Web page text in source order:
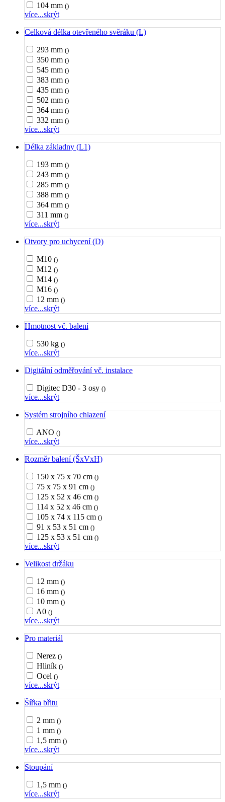
104 mm ()
více...skrýt
Celková délka otevřeného svěráku (L)
293 mm ()
350 mm ()
545 mm ()
383 mm ()
435 mm ()
502 mm ()
364 mm ()
332 mm ()
více...skrýt
Délka základny (L1)
193 mm ()
243 mm ()
285 mm ()
388 mm ()
364 mm ()
311 mm ()
více...skrýt
Otvory pro uchycení (D)
M10 ()
M12 ()
M14 ()
M16 ()
12 mm ()
více...skrýt
Hmotnost vč. balení
530 kg ()
více...skrýt
Digitální odměřování vč. instalace
Digitec D30 - 3 osy ()
více...skrýt
Systém strojního chlazení
ANO ()
více...skrýt
Rozměr balení (ŠxVxH)
150 x 75 x 70 cm ()
75 x 75 x 91 cm ()
125 x 52 x 46 cm ()
114 x 52 x 46 cm ()
105 x 74 x 115 cm ()
91 x 53 x 51 cm ()
125 x 53 x 51 cm ()
více...skrýt
Velikost držáku
12 mm ()
16 mm ()
10 mm ()
A0 ()
více...skrýt
Pro materiál
Nerez ()
Hliník ()
Ocel ()
více...skrýt
Šířka břitu
2 mm ()
1 mm ()
1,5 mm ()
více...skrýt
Stoupání
1,5 mm ()
více...skrýt